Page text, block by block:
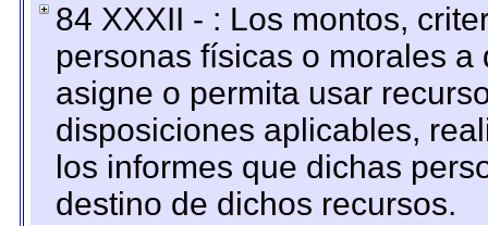
84 XXXII - : Los montos,
personas físicas o morales
asigne o permita usar
disposiciones aplicables,
los informes que dichas
destino de dichos recursos.